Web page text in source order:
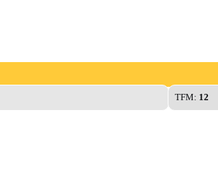
TFM: 12